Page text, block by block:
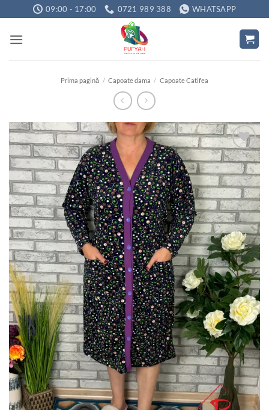
to
content
09:00 - 17:00 0721 989 388 WHATSAPP
Prima pagină / Capoate dama / Capoate Catifea
Adauga
la
favorite